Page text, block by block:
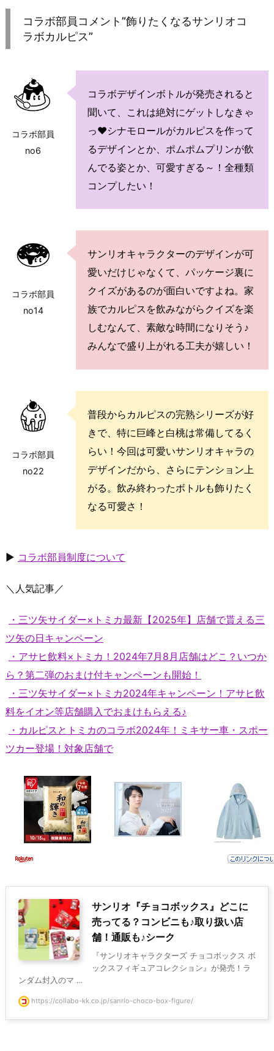
コラボ部員コメント”飾りたくなるサンリオコ
ラボカルピス”
コラボ部員
no6
コラボデザインボトルが発売されると
聞いて、これは絶対にゲットしなきゃ
っ♥シナモロールがカルピスを作って
るデザインとか、ポムポムプリンが飲
んでる姿とか、可愛すぎる～！全種類
コンプしたい！
コラボ部員
no14
サンリオキャラクターのデザインが可
愛いだけじゃなくて、パッケージ裏に
クイズがあるのが面白いですよね。家
族でカルピスを飲みながらクイズを楽
しむなんて、素敵な時間になりそう♪
みんなで盛り上がれる工夫が嬉しい！
コラボ部員
no22
普段からカルピスの完熟シリーズが好
きで、特に巨峰と白桃は常備してるく
らい！今回は可愛いサンリオキャラの
デザインだから、さらにテンション上
がる。飲み終わったボトルも飾りたく
なる可愛さ！
▶ コラボ部員制度について
＼人気記事／
・三ツ矢サイダー×トミカ最新【2025年】店舗で貰える三
ツ矢の日キャンペーン
・アサヒ飲料×トミカ！2024年7月8月店舗はどこ？いつか
ら？第二弾のおまけ付キャンペーンも開始！
・三ツ矢サイダー×トミカ2024年キャンペーン！アサヒ飲
料をイオン等店舗購入でおまけもらえる♪
・カルピスとトミカのコラボ2024年！ミキサー車・スポー
ツカー登場！対象店舗で
サンリオ『チョコボックス』どこに
売ってる？コンビニも♪取り扱い店
舗！通販も♪シーク
『サンリオキャラクターズ チョコボックス ボ
ックスフィギュアコレクション』が発売！ラ
ンダム封入のマ ...
https://collabo-kk.co.jp/sanrio-choco-box-figure/